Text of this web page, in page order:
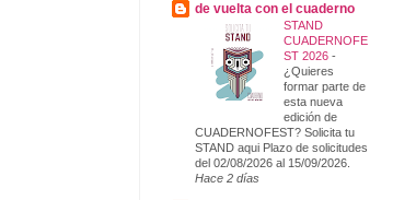
de vuelta con el cuaderno
STAND
CUADERNOFE
ST 2026 -
¿Quieres
formar parte de
esta nueva
edición de
CUADERNOFEST? Solicita tu
STAND aqui Plazo de solicitudes
del 02/08/2026 al 15/09/2026.
Hace 2 días